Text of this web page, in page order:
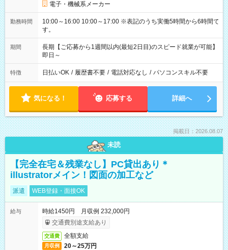
電子・機械系メーカー
勤務時間
10:00～16:00 10:00～17:00 ※表記のうち実働5時間から6時間で
す。
期間
長期【ご応募から1週間以内(最短2日目)のスピード就業が可能】
即日～
特徴 日払いOK / 履歴書不要 / 電話対応なし / パソコンスキル不要
気になる！ 応募する 詳細へ
掲載日：2026.08.07
未読
【完全在宅＆残業なし】PC貸出あり＊
illustratorメイン！図面の加工など
派遣 WEB登録・面接OK
給与
時給1450円 月収例 232,000円
交通費別途支給あり
交通費 全額支給
月収例 20～25万円